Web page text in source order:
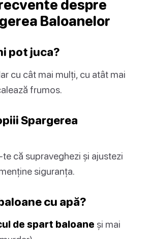
despre
Baloanelor
pot juca?
cu cât mai mulți, cu atât mai
frumos.
Spargerea
că supraveghezi și ajustezi
siguranța.
cu apă?
de spart baloane și mai